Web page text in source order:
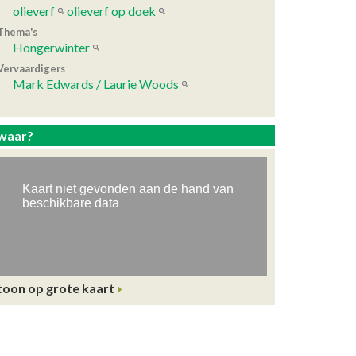
olieverf olieverf op doek
Hongerwinter
Mark Edwards / Laurie Woods
op grote kaart